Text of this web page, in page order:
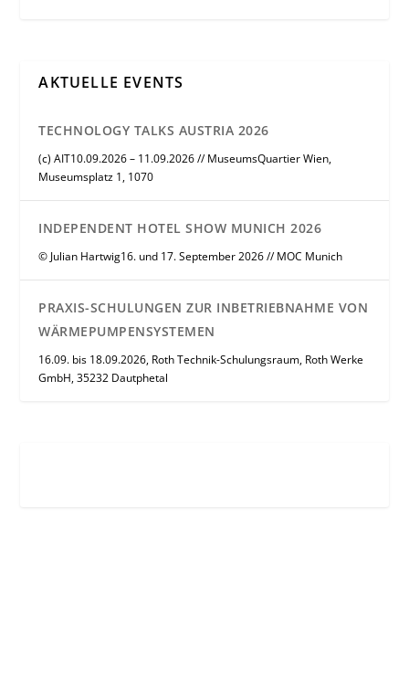
AKTUELLE EVENTS
TECHNOLOGY TALKS AUSTRIA 2026
(c) AIT10.09.2026 – 11.09.2026 // MuseumsQuartier Wien,
Museumsplatz 1, 1070
INDEPENDENT HOTEL SHOW MUNICH 2026
© Julian Hartwig16. und 17. September 2026 // MOC Munich
PRAXIS-SCHULUNGEN ZUR INBETRIEBNAHME VON
WÄRMEPUMPENSYSTEMEN
16.09. bis 18.09.2026, Roth Technik-Schulungsraum, Roth Werke
GmbH, 35232 Dautphetal